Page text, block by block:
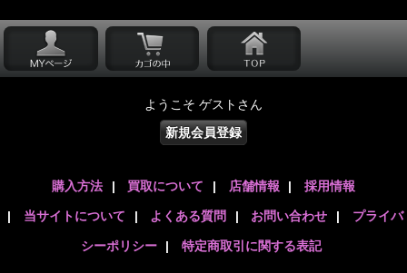
ようこそ ゲストさん
新規会員登録
購入方法 | 買取について | 店舗情報 | 採用情報
| 当サイトについて | よくある質問 | お問い合わせ | プライバ
シーポリシー | 特定商取引に関する表記